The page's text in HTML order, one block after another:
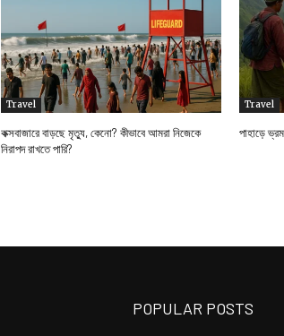
Travel
কক্সবাজারে বাড়ছে মৃত্যু, কেনো? কীভাবে আমরা নিজেকে
নিরাপদ রাখতে পারি?
Travel
পাহাড়ে
POPULAR POSTS